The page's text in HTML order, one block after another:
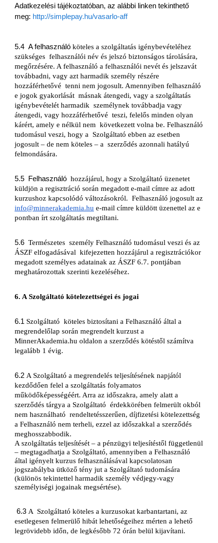
Adatkezelési tájékoztatóban, az alábbi linken tekinthető
meg: http://simplepay.hu/vasarlo-aff
5.4 A felhasználó köteles a szolgáltatás igénybevételéhez
szükséges
továbbadni, vagy azt harmadik személy részére
hozzáférhetővé tenni nem jogosult. Amennyiben felhasználó
e jogok gyakorlását másnak átengedi, vagy a szolgáltatás
igénybevételét harmadik személynek továbbadja vagy
átengedi, vagy hozzáférhetővé teszi, felelős minden olyan
kárért, amely e nélkül nem következett volna be. Felhasználó
tudomásul veszi, hogy a
Szolgáltató ebben az esetben
jogosult – de nem köteles – a szerződés azonnali hatályú
felmondására.
5.5  Felhasználó hozzájárul, hogy a Szolgáltató üzenetet
küldjön a regisztráció során megadott e-mail címre az adott
info@minnerakademia.hu e-mail címre küldött üzenettel az e
pontban írt szolgáltatás megtiltani.
5.6 Természetes személy Felhasználó tudomásul veszi és az
ÁSZF elfogadásával kifejezetten hozzájárul a regisztrációkor
megadott személyes adatainak az ÁSZF 6.7. pontjában
meghatározottak szerinti kezeléséhez.
6. A Szolgáltató kötelezettségei és jogai
6.1 Szolgáltató köteles biztosítani a Felhasználó által a
megrendelőlap során megrendelt kurzust a
MinnerAkademia.hu oldalon a szerződés kötéstől számítva
legalább 1 évig.
6.2 A Szolgáltató a megrendelés teljesítésének napjától
kezdődően felel a szolgáltatás folyamatos
működőképességéért. Arra az időszakra, amely alatt a
szerződés tárgya a Szolgáltató érdekkörében felmerült okból
nem használható rendeltetésszerűen, díjfizetési kötelezettség
a Felhasználó nem terheli, ezzel az időszakkal a szerződés
meghosszabbodik.
A szolgáltatás teljesítését – a pénzügyi teljesítéstől függetlenül
– megtagadhatja a Szolgáltató, amennyiben a Felhasználó
által igényelt kurzus felhasználásával kapcsolatosan
jogszabályba ütköző tény jut a Szolgáltató tudomására
(különös tekintettel harmadik személy védjegy-vagy
személyiségi jogainak megsértése).
6.3 A Szolgáltató köteles a kurzusokat karbantartani, az
legrövidebb időn, de legkésőbb 72 órán belül kijavítani.